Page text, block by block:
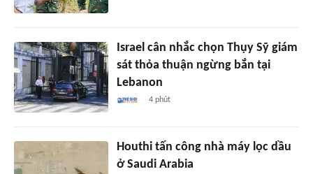
Israel cân nhắc chọn Thụy Sỹ giám
sát thỏa thuận ngừng bắn tại
Lebanon
4 phút
Houthi tấn công nhà máy lọc dầu
ở Saudi Arabia